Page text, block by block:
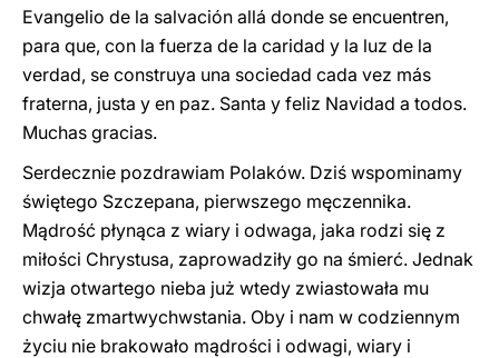
Evangelio de la salvación allá donde se encuentren,
para que, con la fuerza de la caridad y la luz de la
verdad, se construya una sociedad cada vez más
fraterna, justa y en paz. Santa y feliz Navidad a todos.
Muchas gracias.
Serdecznie pozdrawiam Polaków. Dziś wspominamy
świętego Szczepana, pierwszego męczennika.
Mądrość płynąca z wiary i odwaga, jaka rodzi się z
miłości Chrystusa, zaprowadziły go na śmierć. Jednak
wizja otwartego nieba już wtedy zwiastowała mu
chwałę zmartwychwstania. Oby i nam w codziennym
życiu nie brakowało mądrości i odwagi, wiary i